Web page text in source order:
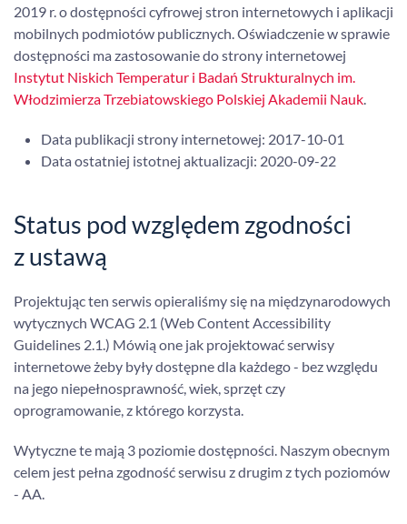
2019 r. o dostępności cyfrowej stron internetowych i aplikacji
mobilnych podmiotów publicznych. Oświadczenie w sprawie
dostępności ma zastosowanie do strony internetowej
Instytut Niskich Temperatur i Badań Strukturalnych im.
Włodzimierza Trzebiatowskiego Polskiej Akademii Nauk.
Data publikacji strony internetowej: 2017-10-01
Data ostatniej istotnej aktualizacji: 2020-09-22
Status pod względem zgodności
z ustawą
Projektując ten serwis opieraliśmy się na międzynarodowych
wytycznych WCAG 2.1 (Web Content Accessibility
Guidelines 2.1.) Mówią one jak projektować serwisy
internetowe żeby były dostępne dla każdego - bez względu
na jego niepełnosprawność, wiek, sprzęt czy
oprogramowanie, z którego korzysta.
Wytyczne te mają 3 poziomie dostępności. Naszym obecnym
celem jest pełna zgodność serwisu z drugim z tych poziomów
- AA.